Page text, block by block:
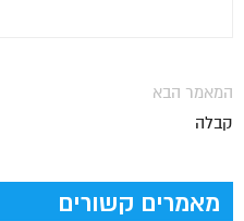
המאמר הבא
קבלה
מאמרים קשורים